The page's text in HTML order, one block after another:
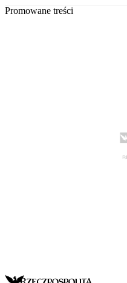
Promowane treści